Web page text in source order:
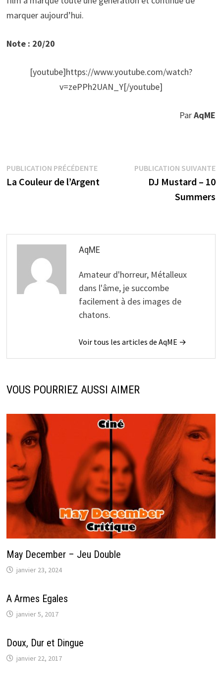
marquer aujourd’hui.
Note : 20/20
[youtube]https://www.youtube.com/watch?
v=zePPh2UAN_Y[/youtube]
ParAqME
Navigation
de
PUBLICATION PRÉCÉDENTEPublication
précédente :
La Couleur de l’Argent
PUBLICATION SUIVANTE
DJ Mustard – 10
Summers
AqME
Amateur d'horreur, Métalleux
dans l'âme, je succombe
facilement à des images de
chatons.
Voir tous les articles de AqME →
VOUS POURRIEZ AUSSI AIMER
May December – Jeu Double
janvier 23, 2024
A Armes Egales
janvier 5, 2017
Doux, Dur et Dingue
janvier 22, 2017